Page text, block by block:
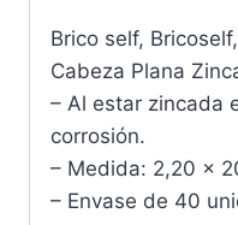
Brico self,
Cabeza Plana
– Al estar zincada
corrosión.
– Medida: 2,20 x
– Envase de 40